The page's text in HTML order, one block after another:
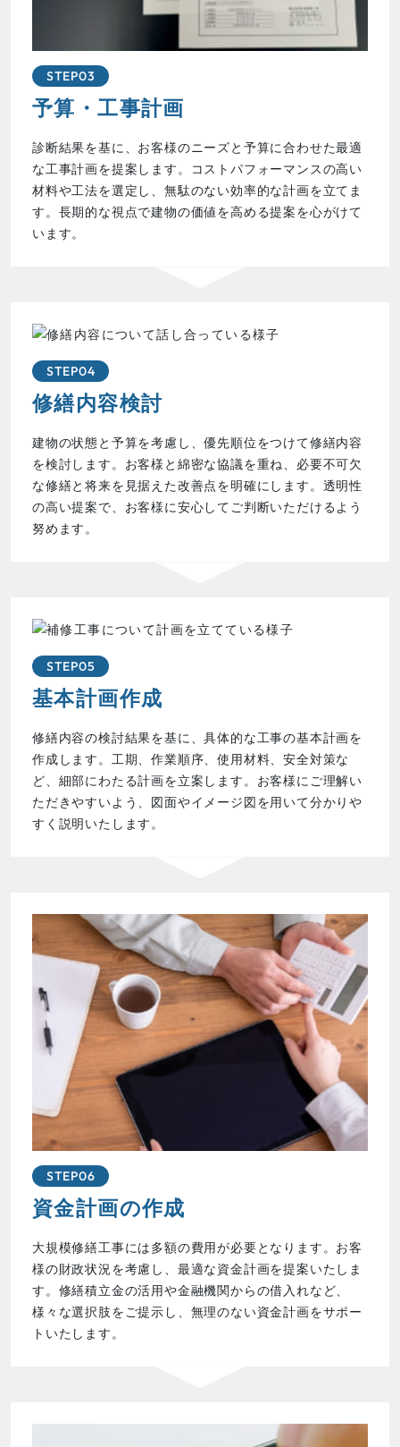
STEP03
予算・工事計画
診断結果を基に、お客様のニーズと予算に合わせた最適
な工事計画を提案します。コストパフォーマンスの高い
材料や工法を選定し、無駄のない効率的な計画を立てま
す。長期的な視点で建物の価値を高める提案を心がけて
います。
STEP04
修繕内容検討
建物の状態と予算を考慮し、優先順位をつけて修繕内容
を検討します。お客様と綿密な協議を重ね、必要不可欠
な修繕と将来を見据えた改善点を明確にします。透明性
の高い提案で、お客様に安心してご判断いただけるよう
努めます。
STEP05
基本計画作成
修繕内容の検討結果を基に、具体的な工事の基本計画を
作成します。工期、作業順序、使用材料、安全対策な
ど、細部にわたる計画を立案します。お客様にご理解い
ただきやすいよう、図面やイメージ図を用いて分かりや
すく説明いたします。
STEP06
資金計画の作成
大規模修繕工事には多額の費用が必要となります。お客
様の財政状況を考慮し、最適な資金計画を提案いたしま
す。修繕積立金の活用や金融機関からの借入れなど、
様々な選択肢をご提示し、無理のない資金計画をサポー
トいたします。